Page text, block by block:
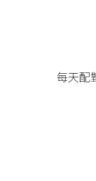
每天配